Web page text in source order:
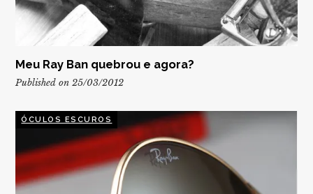
Meu Ray Ban quebrou e agora?
Published on 25/03/2012
ÓCULOS ESCUROS